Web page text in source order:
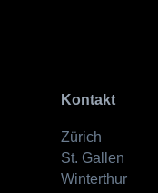
Kontakt
Zürich
St. Gallen
Winterthur